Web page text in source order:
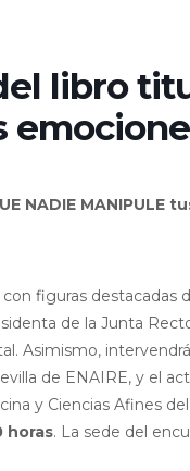
libro
NADIE MANIPULE
figuras destacadas
de la Junta
Asimismo,
de ENAIRE, y el
y Ciencias Afines
horas. La sede del